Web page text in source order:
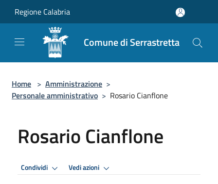
Regione Calabria
Comune di Serrastretta
Home > Amministrazione >
Personale amministrativo > Rosario Cianflone
Rosario Cianflone
Condividi Vedi azioni